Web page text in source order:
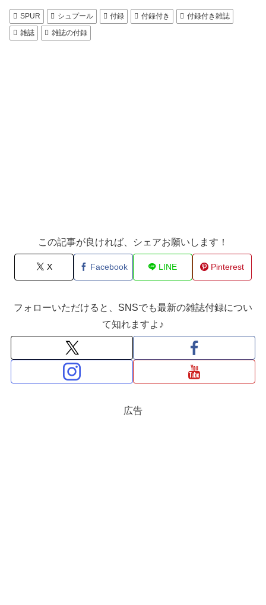
SPUR シュプール 付録 付録付き
付録付き雑誌
雑誌
雑誌の付録
この記事が良ければ、シェアお願いします！
X Facebook LINE Pinterest
フォローいただけると、SNSでも最新の雑誌付録につい
て知れますよ♪
広告